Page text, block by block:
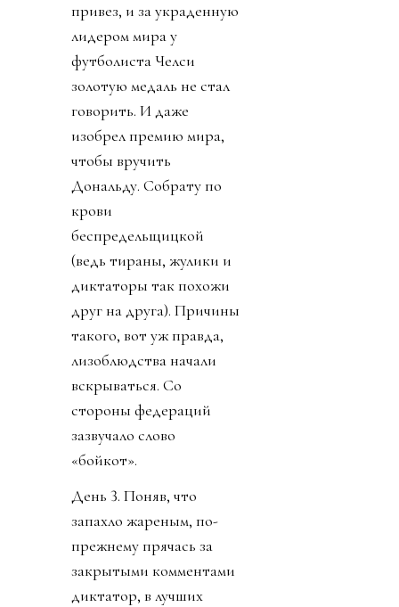
привез, и за украденную
лидером мира у
футболиста Челси
золотую медаль не стал
говорить. И даже
изобрел премию мира,
чтобы вручить
Дональду. Собрату по
крови
беспредельщицкой
(ведь тираны, жулики и
диктаторы так похожи
друг на друга). Причины
такого, вот уж правда,
лизоблюдства начали
вскрываться. Со
стороны федераций
зазвучало слово
«бойкот».
День 3. Поняв, что
запахло жареным, по-
прежнему прячась за
закрытыми комментами
диктатор, в лучших